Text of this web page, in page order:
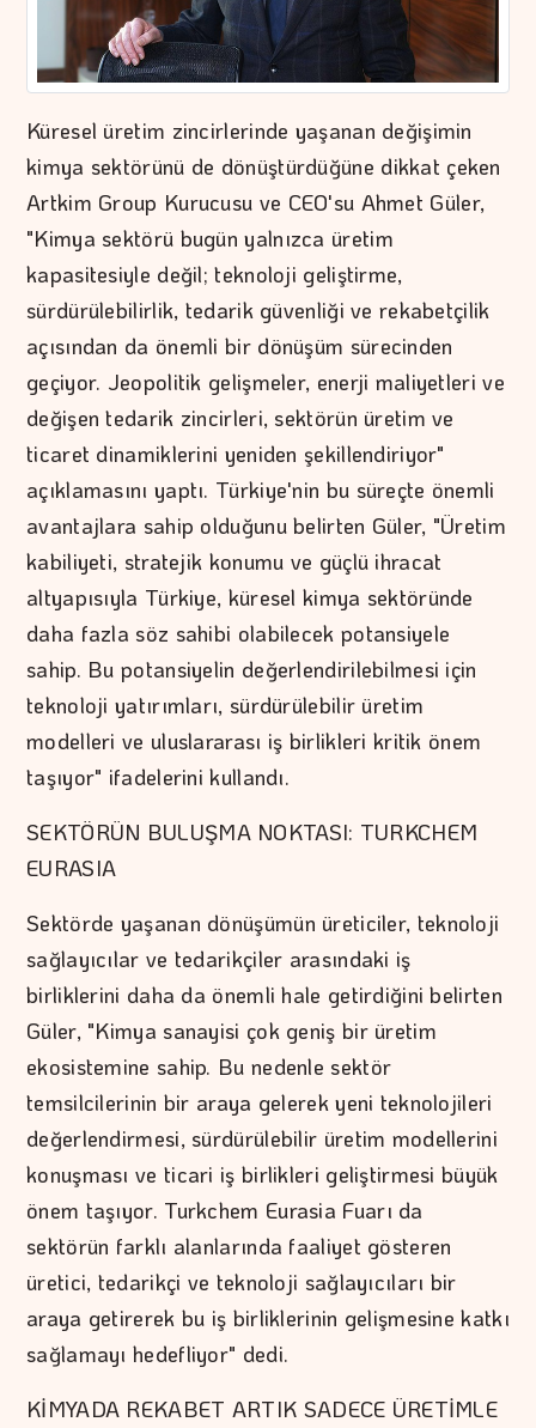
Küresel üretim zincirlerinde yaşanan değişimin
kimya sektörünü de dönüştürdüğüne dikkat çeken
Artkim Group Kurucusu ve CEO'su Ahmet Güler,
"Kimya sektörü bugün yalnızca üretim
kapasitesiyle değil; teknoloji geliştirme,
sürdürülebilirlik, tedarik güvenliği ve rekabetçilik
açısından da önemli bir dönüşüm sürecinden
geçiyor. Jeopolitik gelişmeler, enerji maliyetleri ve
değişen tedarik zincirleri, sektörün üretim ve
ticaret dinamiklerini yeniden şekillendiriyor"
açıklamasını yaptı. Türkiye'nin bu süreçte önemli
avantajlara sahip olduğunu belirten Güler, "Üretim
kabiliyeti, stratejik konumu ve güçlü ihracat
altyapısıyla Türkiye, küresel kimya sektöründe
daha fazla söz sahibi olabilecek potansiyele
sahip. Bu potansiyelin değerlendirilebilmesi için
teknoloji yatırımları, sürdürülebilir üretim
modelleri ve uluslararası iş birlikleri kritik önem
taşıyor" ifadelerini kullandı.
SEKTÖRÜN BULUŞMA NOKTASI: TURKCHEM
EURASIA
Sektörde yaşanan dönüşümün üreticiler, teknoloji
sağlayıcılar ve tedarikçiler arasındaki iş
birliklerini daha da önemli hale getirdiğini belirten
Güler, "Kimya sanayisi çok geniş bir üretim
ekosistemine sahip. Bu nedenle sektör
temsilcilerinin bir araya gelerek yeni teknolojileri
değerlendirmesi, sürdürülebilir üretim modellerini
konuşması ve ticari iş birlikleri geliştirmesi büyük
önem taşıyor. Turkchem Eurasia Fuarı da
sektörün farklı alanlarında faaliyet gösteren
üretici, tedarikçi ve teknoloji sağlayıcıları bir
araya getirerek bu iş birliklerinin gelişmesine katkı
sağlamayı hedefliyor" dedi.
KİMYADA REKABET ARTIK SADECE ÜRETİMLE